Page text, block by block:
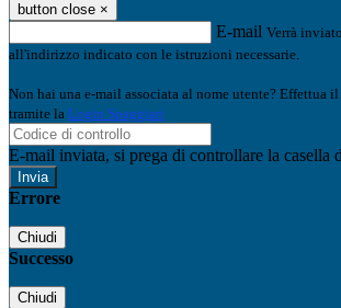
button close ×
E-mail Verrà
all'indirizzo indicato con le istruzioni necessarie.
Non hai una e-mail associata al nome utente? Effettua il
tramite la Login Spaggiari
E-mail inviata, si prega di controllare la casella
Errore
Chiudi
Successo
Chiudi